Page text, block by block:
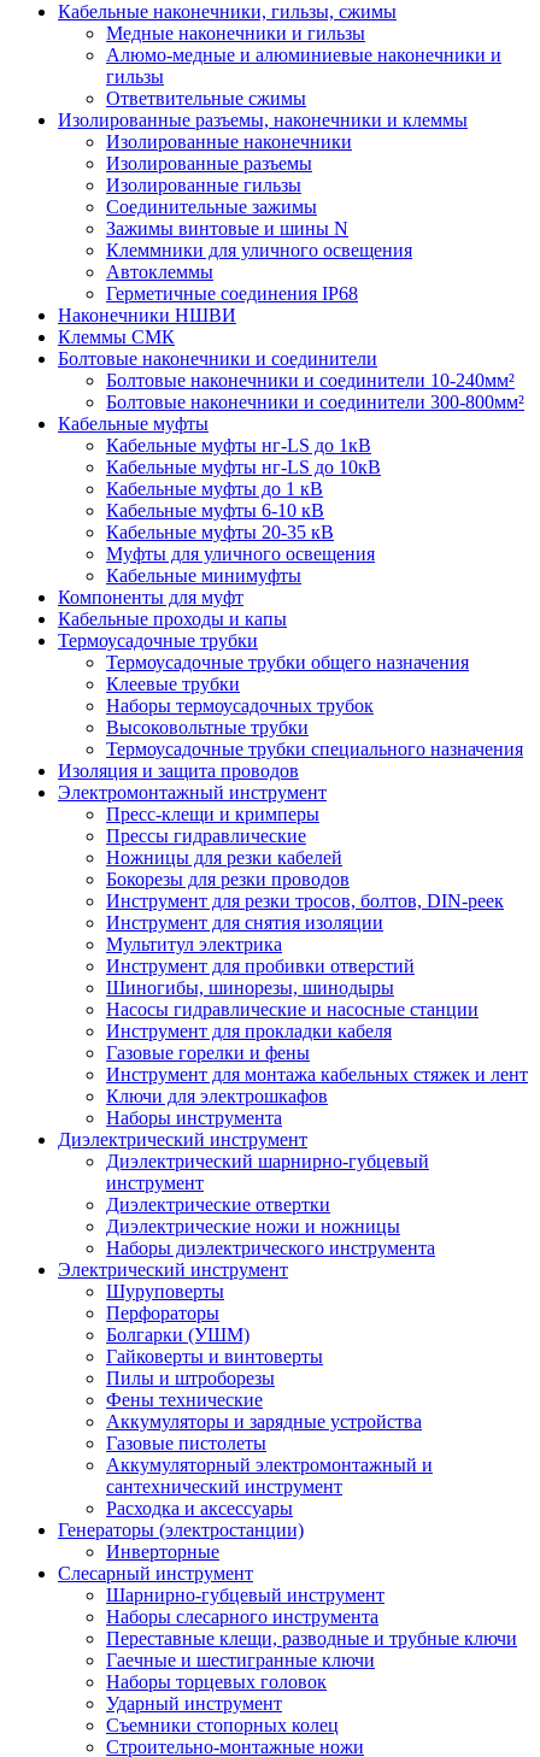
Кабельные наконечники, гильзы, сжимы
Медные наконечники и гильзы
Алюмо-медные и алюминиевые наконечники и
гильзы
Ответвительные сжимы
Изолированные разъемы, наконечники и клеммы
Изолированные наконечники
Изолированные разъемы
Изолированные гильзы
Соединительные зажимы
Зажимы винтовые и шины N
Клеммники для уличного освещения
Автоклеммы
Герметичные соединения IP68
Наконечники НШВИ
Клеммы СМК
Болтовые наконечники и соединители
Болтовые наконечники и соединители 10-240мм²
Болтовые наконечники и соединители 300-800мм²
Кабельные муфты
Кабельные муфты нг-LS до 1кВ
Кабельные муфты нг-LS до 10кВ
Кабельные муфты до 1 кВ
Кабельные муфты 6-10 кВ
Кабельные муфты 20-35 кВ
Муфты для уличного освещения
Кабельные минимуфты
Компоненты для муфт
Кабельные проходы и капы
Термоусадочные трубки
Термоусадочные трубки общего назначения
Клеевые трубки
Наборы термоусадочных трубок
Высоковольтные трубки
Термоусадочные трубки специального назначения
Изоляция и защита проводов
Электромонтажный инструмент
Пресс-клещи и кримперы
Прессы гидравлические
Ножницы для резки кабелей
Бокорезы для резки проводов
Инструмент для резки тросов, болтов, DIN-реек
Инструмент для снятия изоляции
Мультитул электрика
Инструмент для пробивки отверстий
Шиногибы, шинорезы, шинодыры
Насосы гидравлические и насосные станции
Инструмент для прокладки кабеля
Газовые горелки и фены
Инструмент для монтажа кабельных стяжек и лент
Ключи для электрошкафов
Наборы инструмента
Диэлектрический инструмент
Диэлектрический шарнирно-губцевый
инструмент
Диэлектрические отвертки
Диэлектрические ножи и ножницы
Наборы диэлектрического инструмента
Электрический инструмент
Шуруповерты
Перфораторы
Болгарки (УШМ)
Гайковерты и винтоверты
Пилы и штроборезы
Фены технические
Аккумуляторы и зарядные устройства
Газовые пистолеты
Аккумуляторный электромонтажный и
сантехнический инструмент
Расходка и аксессуары
Генераторы (электростанции)
Инверторные
Слесарный инструмент
Шарнирно-губцевый инструмент
Наборы слесарного инструмента
Переставные клещи, разводные и трубные ключи
Гаечные и шестигранные ключи
Наборы торцевых головок
Ударный инструмент
Съемники стопорных колец
Строительно-монтажные ножи